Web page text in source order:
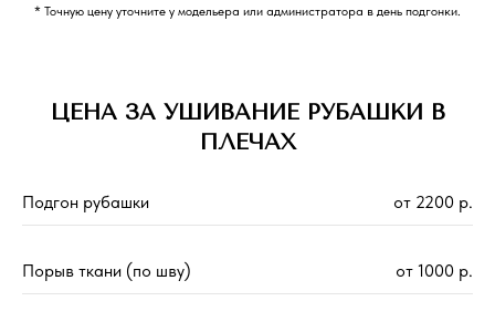
* Точную цену уточните у модельера или администратора в день подгонки.
ЦЕНА ЗА УШИВАНИЕ РУБАШКИ В
ПЛЕЧАХ
Подгон рубашки от 2200 р.
Порыв ткани (по шву) от 1000 р.